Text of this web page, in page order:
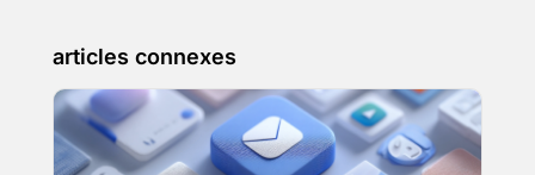
articles connexes